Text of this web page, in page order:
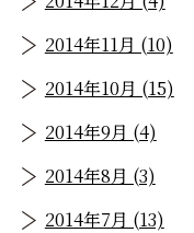
2014年11月 (10)
2014年10月 (15)
2014年9月 (4)
2014年8月 (3)
2014年7月 (13)